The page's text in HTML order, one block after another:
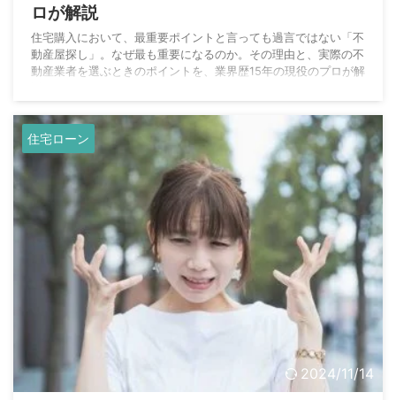
ロが解説
住宅購入において、最重要ポイントと言っても過言ではない「不
動産屋探し」。なぜ最も重要になるのか。その理由と、実際の不
動産業者を選ぶときのポイントを、業界歴15年の現役のプロが解
住宅ローン
2024/11/14